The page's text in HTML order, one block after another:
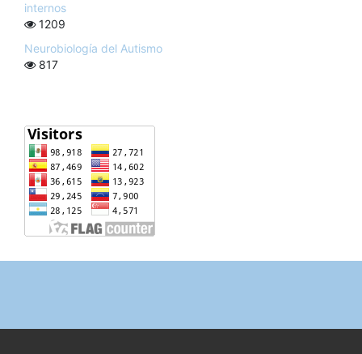
internos
1209
Neurobiología del Autismo
817